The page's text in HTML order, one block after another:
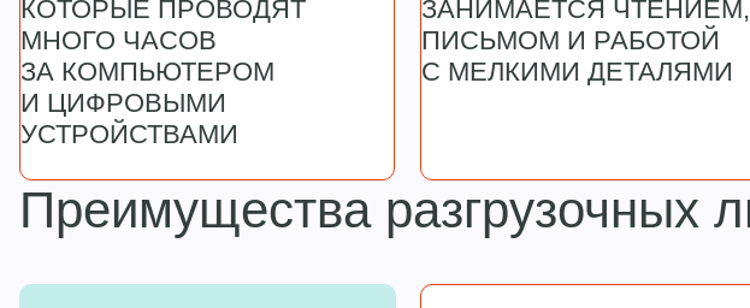
КОТОРЫЕ ПРОВОДЯТ
МНОГО ЧАСОВ
ЗА КОМПЬЮТЕРОМ
И ЦИФРОВЫМИ
УСТРОЙСТВАМИ
ЗАНИМАЕТСЯ ЧТЕНИЕМ,
ПИСЬМОМ И РАБОТОЙ
С МЕЛКИМИ ДЕТАЛЯМИ
Преимущества разгрузочных